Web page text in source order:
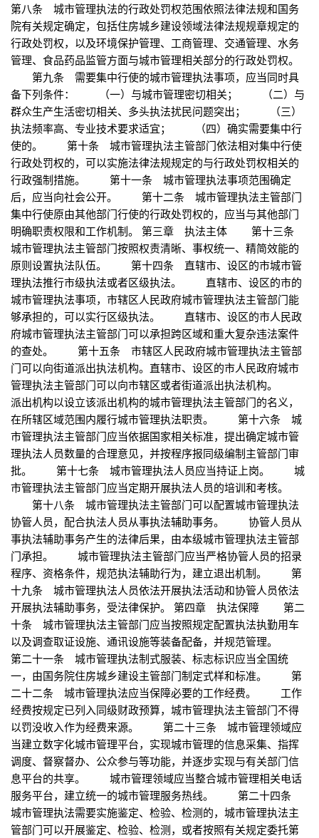
第八条 城市管理执法的行政处罚权范围依照法律法规和国务
院有关规定确定，包括住房城乡建设领域法律法规规章规定的
行政处罚权，以及环境保护管理、工商管理、交通管理、水务
管理、食品药品监管方面与城市管理相关部分的行政处罚权。
第九条 需要集中行使的城市管理执法事项，应当同时具
备下列条件： （一）与城市管理密切相关； （二）与
群众生产生活密切相关、多头执法扰民问题突出； （三）
执法频率高、专业技术要求适宜； （四）确实需要集中行
使的。 第十条 城市管理执法主管部门依法相对集中行使
行政处罚权的，可以实施法律法规规定的与行政处罚权相关的
行政强制措施。 第十一条 城市管理执法事项范围确定
后，应当向社会公开。 第十二条 城市管理执法主管部门
集中行使原由其他部门行使的行政处罚权的，应当与其他部门
明确职责权限和工作机制。 第三章 执法主体 第十三条
城市管理执法主管部门按照权责清晰、事权统一、精简效能的
原则设置执法队伍。 第十四条 直辖市、设区的市城市管
理执法推行市级执法或者区级执法。 直辖市、设区的市的
城市管理执法事项，市辖区人民政府城市管理执法主管部门能
够承担的，可以实行区级执法。 直辖市、设区的市人民政
府城市管理执法主管部门可以承担跨区域和重大复杂违法案件
的查处。 第十五条 市辖区人民政府城市管理执法主管部
门可以向街道派出执法机构。直辖市、设区的市人民政府城市
管理执法主管部门可以向市辖区或者街道派出执法机构。
派出机构以设立该派出机构的城市管理执法主管部门的名义，
在所辖区域范围内履行城市管理执法职责。 第十六条 城
市管理执法主管部门应当依据国家相关标准，提出确定城市管
理执法人员数量的合理意见，并按程序报同级编制主管部门审
批。 第十七条 城市管理执法人员应当持证上岗。 城
市管理执法主管部门应当定期开展执法人员的培训和考核。
第十八条 城市管理执法主管部门可以配置城市管理执法
协管人员，配合执法人员从事执法辅助事务。 协管人员从
事执法辅助事务产生的法律后果，由本级城市管理执法主管部
门承担。 城市管理执法主管部门应当严格协管人员的招录
程序、资格条件，规范执法辅助行为，建立退出机制。 第
十九条 城市管理执法人员依法开展执法活动和协管人员依法
开展执法辅助事务，受法律保护。 第四章 执法保障 第二
十条 城市管理执法主管部门应当按照规定配置执法执勤用车
以及调查取证设施、通讯设施等装备配备，并规范管理。
第二十一条 城市管理执法制式服装、标志标识应当全国统
一，由国务院住房城乡建设主管部门制定式样和标准。 第
二十二条 城市管理执法应当保障必要的工作经费。 工作
经费按规定已列入同级财政预算，城市管理执法主管部门不得
以罚没收入作为经费来源。 第二十三条 城市管理领域应
当建立数字化城市管理平台，实现城市管理的信息采集、指挥
调度、督察督办、公众参与等功能，并逐步实现与有关部门信
息平台的共享。 城市管理领域应当整合城市管理相关电话
服务平台，建立统一的城市管理服务热线。 第二十四条
城市管理执法需要实施鉴定、检验、检测的，城市管理执法主
管部门可以开展鉴定、检验、检测，或者按照有关规定委托第